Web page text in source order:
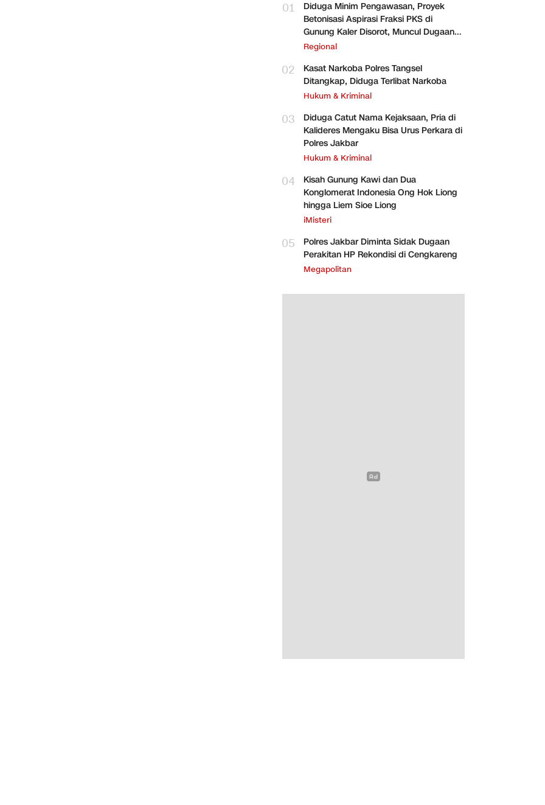
01
Diduga Minim Pengawasan, Proyek
Betonisasi Aspirasi Fraksi PKS di
Gunung Kaler Disorot, Muncul Dugaan
Pengurangan Volume
Regional
02
Kasat Narkoba Polres Tangsel
Ditangkap, Diduga Terlibat Narkoba
Hukum & Kriminal
03
Diduga Catut Nama Kejaksaan, Pria di
Kalideres Mengaku Bisa Urus Perkara di
Polres Jakbar
Hukum & Kriminal
04
Kisah Gunung Kawi dan Dua
Konglomerat Indonesia Ong Hok Liong
hingga Liem Sioe Liong
iMisteri
05
Polres Jakbar Diminta Sidak Dugaan
Perakitan HP Rekondisi di Cengkareng
Megapolitan